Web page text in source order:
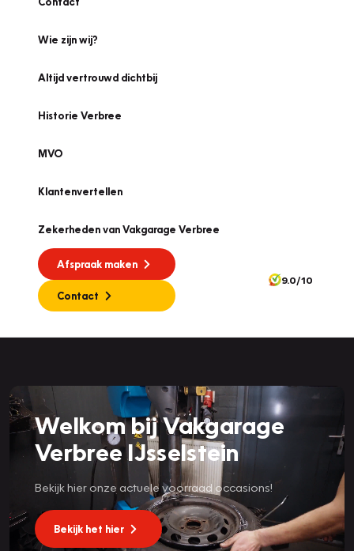
Wie zijn wij?
Altijd vertrouwd dichtbij
Historie Verbree
MVO
Klantenvertellen
Zekerheden van Vakgarage Verbree
Afspraak maken
Contact
9.0/10
Welkom bij Vakgarage
Verbree IJsselstein
Bekijk hier onze actuele voorraad occasions!
Bekijk het hier